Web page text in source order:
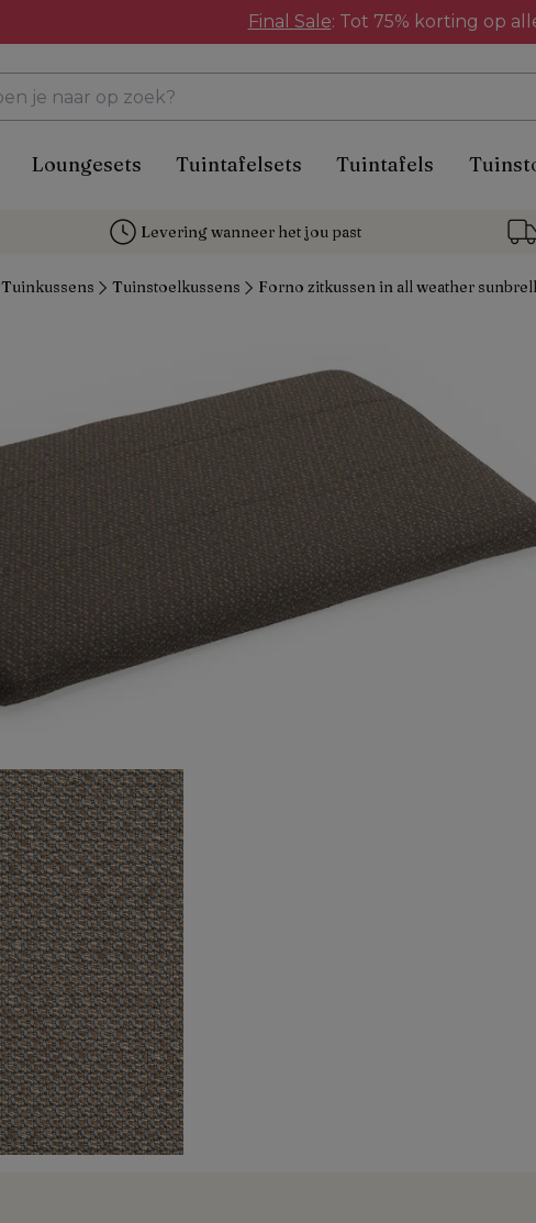
Final Sale: Tot 75% korting op
Loungesets Tuintafelsets Tuintafels
Levering wanneer het jou past
Tuinkussens Tuinstoelkussens Forno zitkussen in all weather